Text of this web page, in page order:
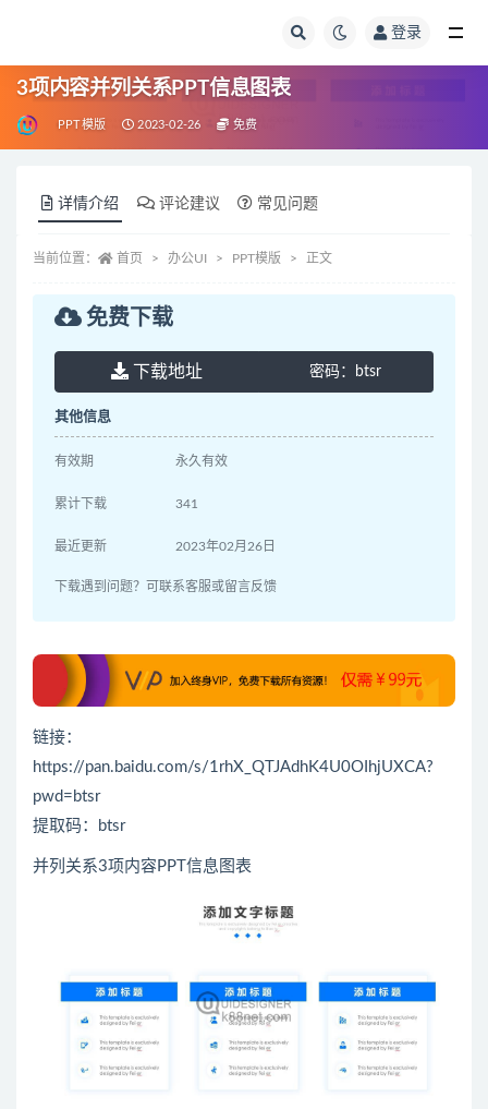
登录
3项内容并列关系PPT信息图表
PPT模版 2023-02-26 免费
详情介绍 评论建议 常见问题
当前位置： 首页 办公UI PPT模版 正文
免费下载
下载地址 密码： btsr
其他信息
有效期 永久有效
累计下载 341
最近更新 2023年02月26日
下载遇到问题？可联系客服或留言反馈
链接：
https://pan.baidu.com/s/1rhX_QTJAdhK4U0OIhjUXCA?
pwd=btsr
提取码：btsr
并列关系3项内容PPT信息图表